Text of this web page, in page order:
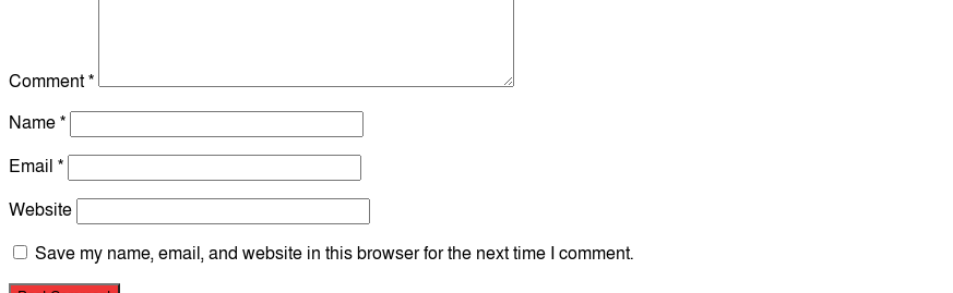
Comment*
Name*
Email *
Website
Save my name, email, and website in this browser for the next time I comment.